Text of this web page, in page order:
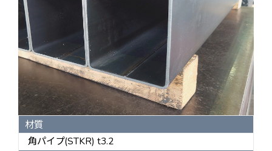
材質
角パイプ(STKR) t3.2